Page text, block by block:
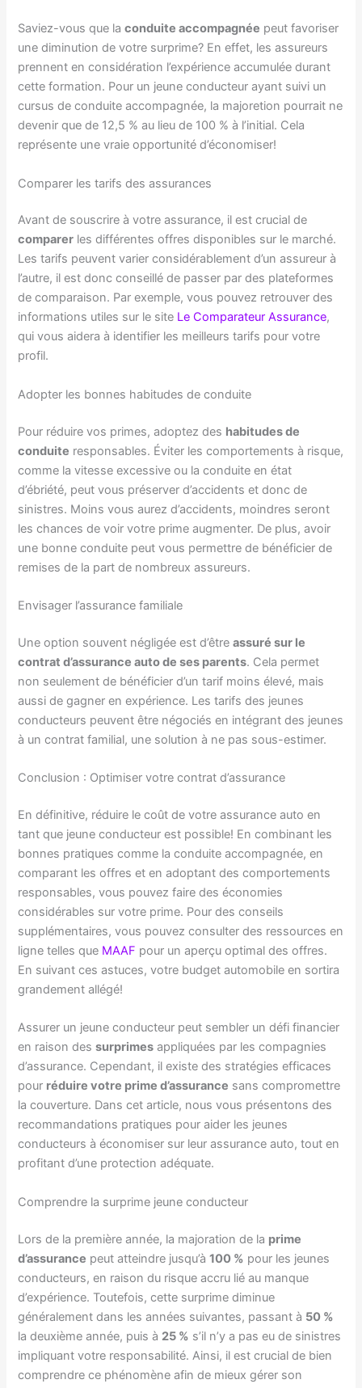
Saviez-vous que laconduite accompagnée peut favoriser
une diminution de votre surprime? En effet, les assureurs
prennent en considération l’expérience accumulée durant
cette formation. Pour un jeune conducteur ayant suivi un
cursus de conduite accompagnée, la majoretion pourrait ne
devenir que de 12,5 % au lieu de 100 % à l’initial. Cela
représente une vraie opportunité d’économiser!
Comparer les tarifs des assurances
Avant de souscrire à votre assurance, il est crucial de
comparer les différentes offres disponibles sur le marché.
Les tarifs peuvent varier considérablement d’un assureur à
l’autre, il est donc conseillé de passer par des plateformes
de comparaison. Par exemple, vous pouvez retrouver des
informations utiles sur le site Le Comparateur Assurance,
qui vous aidera à identifier les meilleurs tarifs pour votre
profil.
Adopter les bonnes habitudes de conduite
Pour réduire vos primes, adoptez des habitudes de
conduite responsables. Éviter les comportements à risque,
comme la vitesse excessive ou la conduite en état
d’ébriété, peut vous préserver d’accidents et donc de
sinistres. Moins vous aurez d’accidents, moindres seront
les chances de voir votre prime augmenter. De plus, avoir
une bonne conduite peut vous permettre de bénéficier de
remises de la part de nombreux assureurs.
Envisager l’assurance familiale
Une option souvent négligée est d’êtreassuré sur le
contrat d’assurance auto de ses parents. Cela permet
non seulement de bénéficier d’un tarif moins élevé, mais
aussi de gagner en expérience. Les tarifs des jeunes
conducteurs peuvent être négociés en intégrant des jeunes
à un contrat familial, une solution à ne pas sous-estimer.
Conclusion : Optimiser votre contrat d’assurance
En définitive, réduire le coût de votre assurance auto en
tant que jeune conducteur est possible! En combinant les
bonnes pratiques comme la conduite accompagnée, en
comparant les offres et en adoptant des comportements
responsables, vous pouvez faire des économies
considérables sur votre prime. Pour des conseils
supplémentaires, vous pouvez consulter des ressources en
ligne telles que MAAF pour un aperçu optimal des offres.
En suivant ces astuces, votre budget automobile en sortira
grandement allégé!
Assurer un jeune conducteur peut sembler un défi financier
en raison dessurprimes appliquées par les compagnies
d’assurance. Cependant, il existe des stratégies efficaces
pour réduire votre prime d’assurance sans compromettre
la couverture. Dans cet article, nous vous présentons des
recommandations pratiques pour aider les jeunes
conducteurs à économiser sur leur assurance auto, tout en
profitant d’une protection adéquate.
Comprendre la surprime jeune conducteur
Lors de la première année, la majoration de la prime
d’assurance peut atteindre jusqu’à100 % pour les jeunes
conducteurs, en raison du risque accru lié au manque
d’expérience. Toutefois, cette surprime diminue
généralement dans les années suivantes, passant à 50 %
la deuxième année, puis à 25 % s’il n’y a pas eu de sinistres
impliquant votre responsabilité. Ainsi, il est crucial de bien
comprendre ce phénomène afin de mieux gérer son